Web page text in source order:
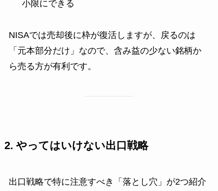
小限にできる
NISAでは売却後に枠が復活しますが、戻るのは
「元本部分だけ」なので、含み益の少ない銘柄か
ら売る方が有利です。
2. やってはいけない出口戦略
出口戦略で特に注意すべき「落とし穴」が2つ紹介